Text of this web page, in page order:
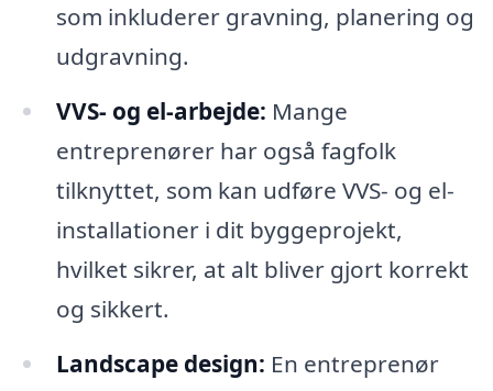
som inkluderer gravning, planering og
udgravning.
VVS- og el-arbejde: Mange
entreprenører har også fagfolk
tilknyttet, som kan udføre VVS- og el-
installationer i dit byggeprojekt,
hvilket sikrer, at alt bliver gjort korrekt
og sikkert.
Landscape design: En entreprenør